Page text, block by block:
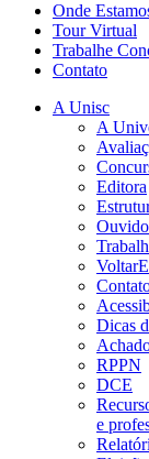
Onde
Tour Virtual
Trabalhe
Contato
A Unisc
A
Editora
VoltarE
Dicas
RPPN
DCE
e